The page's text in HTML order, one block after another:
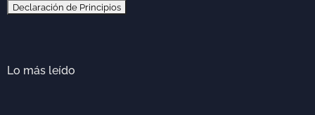
Declaración de Principios
Lo más leído